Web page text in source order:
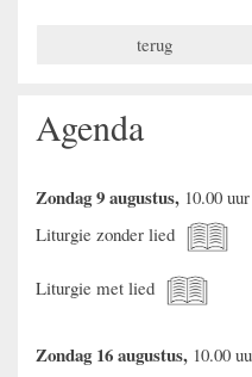
terug
Agenda
Zondag 9 augustus, 10.00
Liturgie zonder lied
Liturgie met lied
Zondag 16 augustus, 10.00